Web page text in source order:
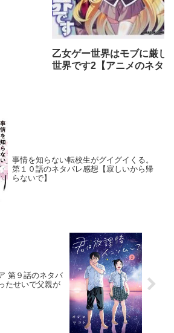
乙女ゲー世界はモブに厳し
世界です2【アニメのネタバ
事情を知らない転校生がグイグイくる。
第１０話のネタバレ感想【寂しいから帰
らないで】
第９話のネタバ
たせいで父親が